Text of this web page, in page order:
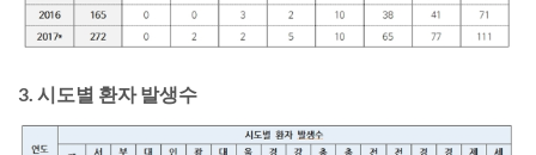
3. 시도별 환자 발생수